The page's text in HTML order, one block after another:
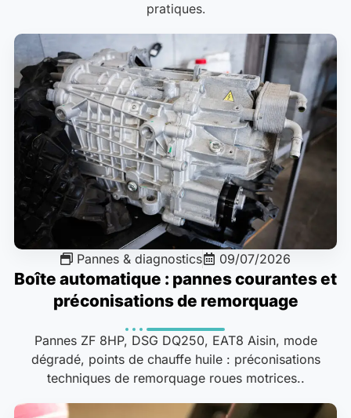
pratiques.
Pannes & diagnostics 09/07/2026
Boîte automatique : pannes courantes et
préconisations de remorquage
Pannes ZF 8HP, DSG DQ250, EAT8 Aisin, mode
dégradé, points de chauffe huile : préconisations
techniques de remorquage roues motrices..